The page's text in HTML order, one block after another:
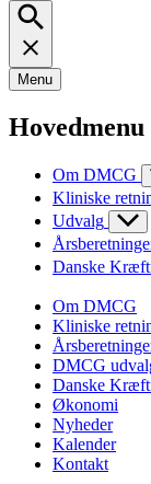
Menu
Hovedmenu
Om DMCG
Kliniske
Udvalg
Danske
Om DMCG
Kliniske
DMCG
Danske
Økonomi
Nyheder
Kalender
Kontakt